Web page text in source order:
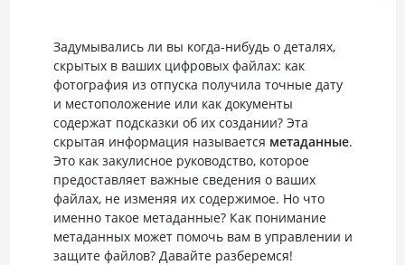
Задумывались ли вы когда-нибудь о деталях,
скрытых в ваших цифровых файлах: как
фотография из отпуска получила точные дату
и местоположение или как документы
содержат подсказки об их создании? Эта
скрытая информация называется метаданные.
Это как закулисное руководство, которое
предоставляет важные сведения о ваших
файлах, не изменяя их содержимое. Но что
именно такое метаданные? Как понимание
метаданных может помочь вам в управлении и
защите файлов? Давайте разберемся!